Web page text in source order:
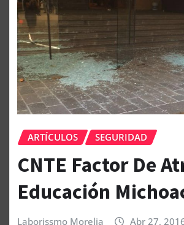
ARTÍCULOS SEGURIDAD
CNTE Factor De
Educación
Laborissmo Morelia Abr 27,